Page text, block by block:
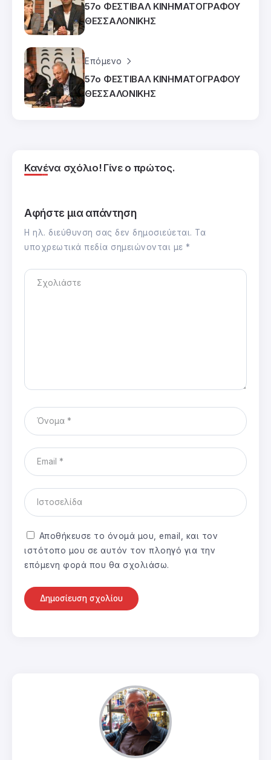
57ο ΦΕΣΤΙΒΑΛ ΚΙΝΗΜΑΤΟΓΡΑΦΟΥ
ΘΕΣΣΑΛΟΝΙΚΗΣ
Επόμενο
57ο ΦΕΣΤΙΒΑΛ ΚΙΝΗΜΑΤΟΓΡΑΦΟΥ
ΘΕΣΣΑΛΟΝΙΚΗΣ
Κανένα σχόλιο! Γίνε ο πρώτος.
Αφήστε μια απάντηση
Η ηλ. διεύθυνση σας δεν δημοσιεύεται. Τα
υποχρεωτικά πεδία σημειώνονται με *
Αποθήκευσε το όνομά μου, email, και τον
ιστότοπο μου σε αυτόν τον πλοηγό για την
επόμενη φορά που θα σχολιάσω.